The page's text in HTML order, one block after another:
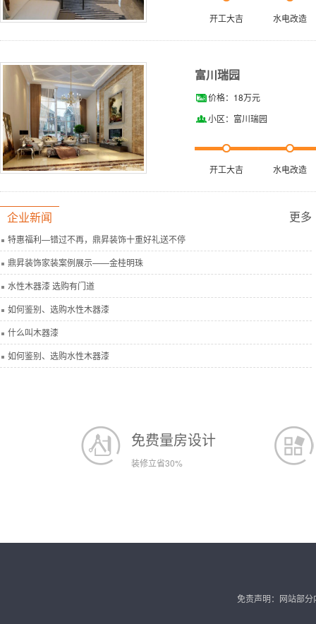
开工大吉 水电改造
富川瑞园
价格：18万元
小区：富川瑞园
开工大吉 水电改造
企业新闻 更多
特惠福利—错过不再，鼎昇装饰十重好礼送不停
鼎昇装饰家装案例展示——金桂明珠
水性木器漆 选购有门道
如何鉴别、选购水性木器漆
什么叫木器漆
如何鉴别、选购水性木器漆
免费量房设计
装修立省30%
免责声明：网站部